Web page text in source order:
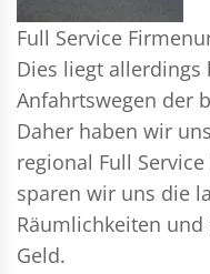
Full Service
Dies liegt allerdings
Anfahrtswegen der
Daher haben wir
regional Full
sparen wir uns die
Räumlichkeiten und
Geld.